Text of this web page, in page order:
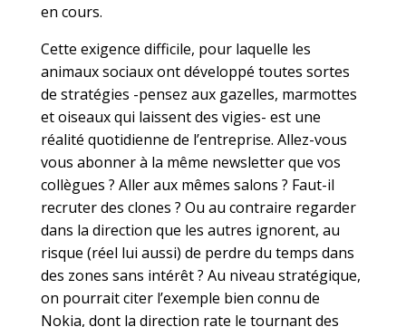
en cours.
Cette exigence difficile, pour laquelle les
animaux sociaux ont développé toutes sortes
de stratégies -pensez aux gazelles, marmottes
et oiseaux qui laissent des vigies- est une
réalité quotidienne de l’entreprise. Allez-vous
vous abonner à la même newsletter que vos
collègues ? Aller aux mêmes salons ? Faut-il
recruter des clones ? Ou au contraire regarder
dans la direction que les autres ignorent, au
risque (réel lui aussi) de perdre du temps dans
des zones sans intérêt ? Au niveau stratégique,
on pourrait citer l’exemple bien connu de
Nokia, dont la direction rate le tournant des